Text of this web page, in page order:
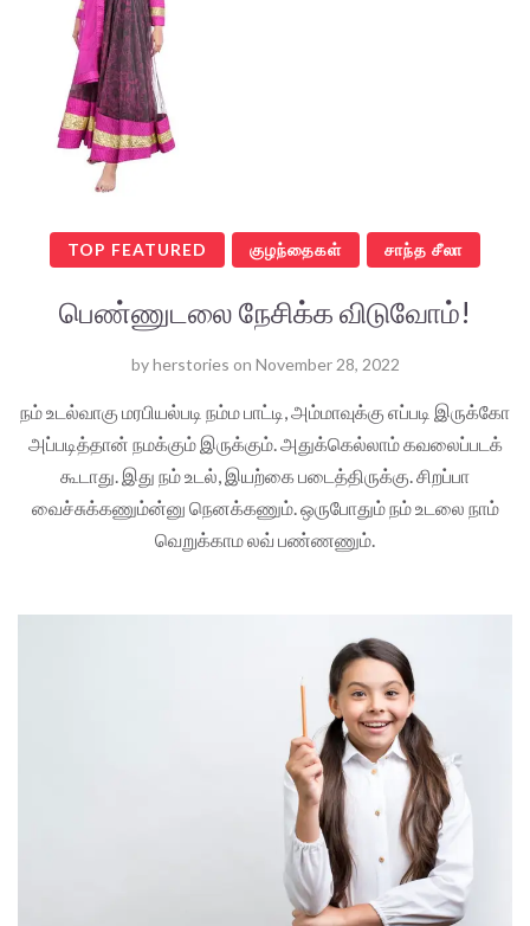
TOP FEATURED குழந்தைகள் சாந்த சீலா
பெண்ணுடலை நேசிக்க விடுவோம்!
byherstories on November 28, 2022
நம் உடல்வாகு மரபியல்படி நம்ம பாட்டி, அம்மாவுக்கு எப்படி இருக்கோ
அப்படித்தான் நமக்கும் இருக்கும். அதுக்கெல்லாம் கவலைப்படக்
கூடாது. இது நம் உடல், இயற்கை படைத்திருக்கு. சிறப்பா
வைச்சுக்கணும்ன்னு நெனக்கணும். ஒருபோதும் நம் உடலை நாம்
வெறுக்காம லவ் பண்ணணும்.